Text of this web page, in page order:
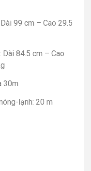
99 cm – Cao 29.5
84.5 cm – Cao
30m
lạnh: 20 m